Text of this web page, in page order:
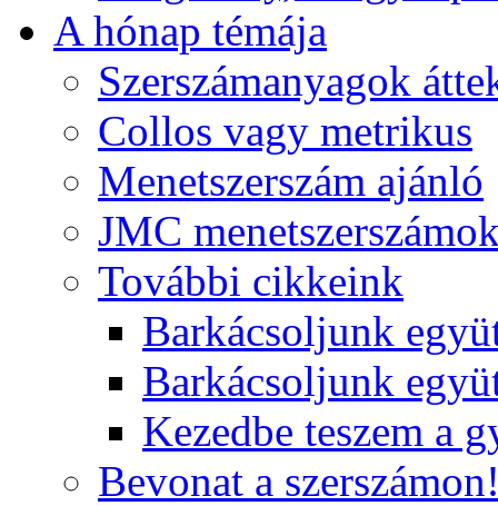
A hónap témája
Szerszámanyagok
Collos vagy metrikus
Menetszerszám ajánló
JMC
További cikkeink
Barkácsoljunk
Barkácsoljunk
Kezedbe teszem a
Bevonat a